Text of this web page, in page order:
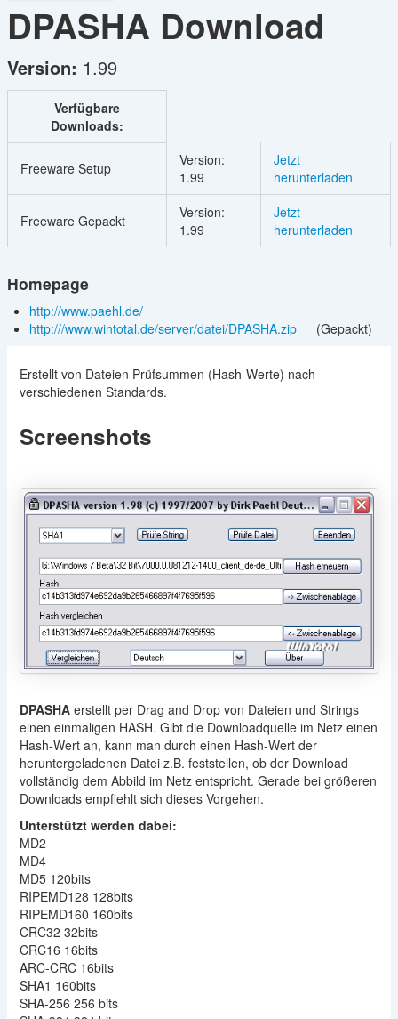
DPASHA Download
Version: 1.99
Verfügbare
Downloads:
Freeware Setup
Version:
1.99
Jetzt
herunterladen
Freeware Gepackt
Version:
1.99
Jetzt
herunterladen
Homepage
http://www.paehl.de/
http:///www.wintotal.de/server/datei/DPASHA.zip
(Gepackt)
Erstellt von Dateien Prüfsummen (Hash-Werte) nach
verschiedenen Standards.
Screenshots
DPASHAerstellt per Drag and Drop von Dateien und Strings
einen einmaligen HASH. Gibt die Downloadquelle im Netz einen
Hash-Wert an, kann man durch einen Hash-Wert der
heruntergeladenen Datei z.B. feststellen, ob der Download
vollständig dem Abbild im Netz entspricht. Gerade bei größeren
Downloads empfiehlt sich dieses Vorgehen.
Unterstützt werden dabei:
MD2
MD4
MD5 120bits
RIPEMD128 128bits
RIPEMD160 160bits
CRC32 32bits
CRC16 16bits
ARC-CRC 16bits
SHA1 160bits
SHA-256 256 bits